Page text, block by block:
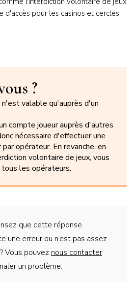
d'accès pour les casinos et cercles
?
valable qu'auprès d'un
compte joueur auprès d'autres
nécessaire d'effectuer une
opérateur. En revanche, en
volontaire de jeux, vous
les opérateurs.
que cette réponse
une erreur ou n’est pas assez
Vous pouvez nous contacter
un problème.